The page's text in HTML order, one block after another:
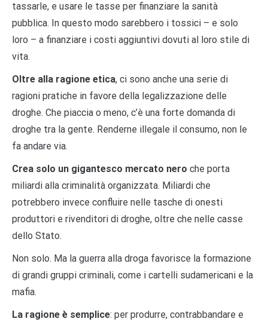
tassarle, e usare le tasse per finanziare la sanità
pubblica. In questo modo sarebbero i tossici – e solo
loro – a finanziare i costi aggiuntivi dovuti al loro stile di
vita.
Oltre alla ragione etica, ci sono anche una serie di
ragioni pratiche in favore della legalizzazione delle
droghe. Che piaccia o meno, c’è una forte domanda di
droghe tra la gente. Renderne illegale il consumo, non le
fa andare via.
Crea solo un gigantesco mercato nero che porta
miliardi alla criminalità organizzata. Miliardi che
potrebbero invece confluire nelle tasche di onesti
produttori e rivenditori di droghe, oltre che nelle casse
dello Stato.
Non solo. Ma la guerra alla droga favorisce la formazione
di grandi gruppi criminali, come i cartelli sudamericani e la
mafia.
La ragione è semplice: per produrre, contrabbandare e